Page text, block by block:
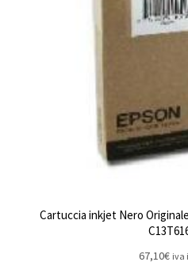
Cartuccia inkjet Nero
67,10€ iva